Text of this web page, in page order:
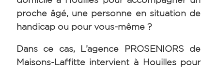
proche âgé, une personne en situation de
handicap ou pour vous-même ?
Dans ce cas, L’agence PROSENIORS de
Maisons-Laffitte intervient à Houilles pour